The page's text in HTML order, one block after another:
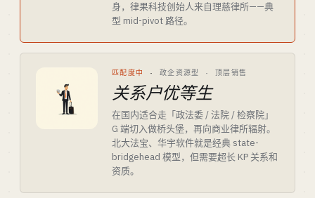
身，律果科技创始人来自理慈律所——典
型 mid-pivot 路径。
匹配度中 · 政企资源型 · 顶层销售
关系户优等生
在国内适合走「政法委 / 法院 / 检察院」
G 端切入做桥头堡，再向商业律所辐射。
北大法宝、华宇软件就是经典 state-
bridgehead 模型，但需要超长 KP 关系和
资质。